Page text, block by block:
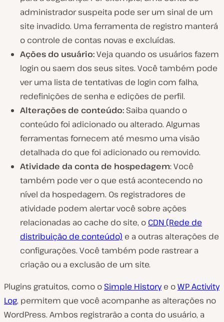
administrador suspeita pode ser um sinal de um
site invadido. Uma ferramenta de registro manterá
o controle de contas novas e excluídas.
Ações do usuário:Veja quando os usuários fazem
login ou saem dos seus sites. Você também pode
ver uma lista de tentativas de login com falha,
redefinições de senha e edições de perfil.
Alterações de conteúdo: Saiba quando o
conteúdo foi adicionado ou alterado. Algumas
ferramentas fornecem até mesmo uma visão
detalhada do que foi adicionado ou removido.
Atividade da conta de hospedagem: Você
também pode ver o que está acontecendo no
nível da hospedagem. Os registradores de
atividade podem alertar você sobre ações
relacionadas ao cache do site, o CDN (Rede de
distribuição de conteúdo) e a outras alterações de
configurações. Você também pode rastrear a
criação ou a exclusão de um site.
Plugins gratuitos, como o Simple Historye oWP Activity
Log, permitem que você acompanhe as alterações no
WordPress. Ambos registrarão a conta do usuário, a